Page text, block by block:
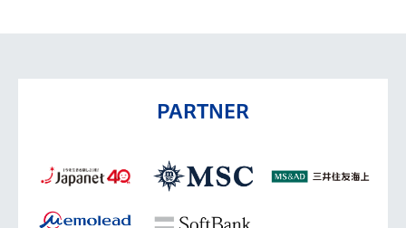
PARTNER